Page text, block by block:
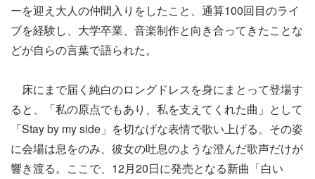
ーを迎え大人の仲間入りをしたこと、通算100回目のライ
ブを経験し、大学卒業、音楽制作と向き合ってきたことな
どが自らの言葉で語られた。
床にまで届く純白のロングドレスを身にまとって登場す
ると、「私の原点でもあり、私を支えてくれた曲」として
「Stay by my side」を切なげな表情で歌い上げる。その姿
に会場は息をのみ、彼女の吐息のような澄んだ歌声だけが
響き渡る。ここで、12月20日に発売となる新曲「白い